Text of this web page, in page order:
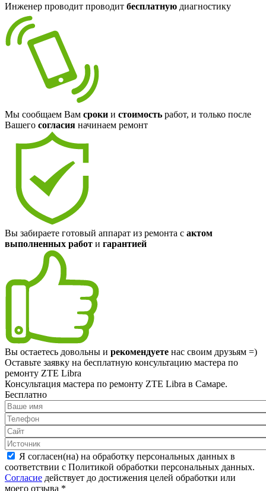
Инженер проводит проводит бесплатную диагностику
Мы сообщаем Вам сроки и стоимость работ, и только после
Вашего согласия начинаем ремонт
Вы забираете готовый аппарат из ремонта с актом
выполненных работ и гарантией
Вы остаетесь довольны и рекомендуете нас своим друзьям =)
Оставьте заявку на бесплатную консультацию мастера по
ремонту ZTE Libra
Консультация мастера по ремонту ZTE Libra в Самаре.
Бесплатно
Я согласен(на) на обработку персональных данных в
соответствии с Политикой обработки персональных данных.
Согласие действует до достижения целей обработки или
моего отзыва *